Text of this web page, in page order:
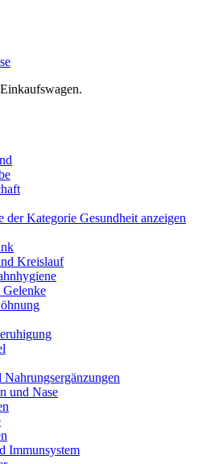
der Kategorie Gesundheit anzeigen
Kreislauf
und Nase
Immunsystem